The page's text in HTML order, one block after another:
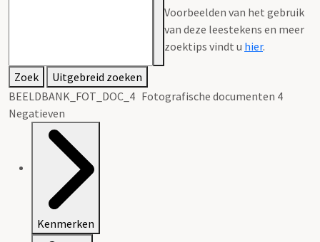
Voorbeelden van het gebruik
van deze leestekens en meer
zoektips vindt u hier.
Zoek
Uitgebreid zoeken
BEELDBANK_FOT_DOC_4 Fotografische documenten 4
Negatieven
Kenmerken